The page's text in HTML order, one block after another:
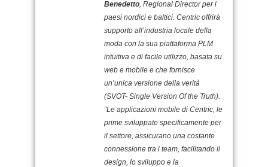
Benedetto , Regional Director per i
paesi nordici e baltici. Centric offrirà
supporto all’industria locale della
moda con la sua piattaforma PLM
intuitiva e di facile utilizzo, basata su
web e mobile e che fornisce
un’unica versione della verità
(SVOT- Single Version Of the Truth).
“Le applicazioni mobile di Centric, le
prime sviluppate specificamente per
il settore, assicurano una costante
connessione tra i team, facilitando il
design, lo sviluppo e la